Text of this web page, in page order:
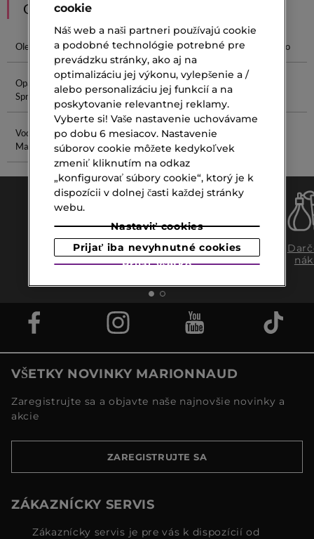
ODPORÚČANIA
Olej V Spreji Sprej Na Telo Wella Fusion Wella Invigo
Opalovací
Sprej
Wella Oil
Reflections
Voda Po
Calvin Klein
Minerálny
Vodoodolná
Maskara
Mini Paletka
Doprava
zadarmo
Expresný
osobný
VŠETKY NOVINKY MARIONNAUD
Zaregistrujte sa a objavte naše najnovšie novinky a
akcie
ZAREGISTRUJTE SA
ZÁKAZNÍCKY SERVIS
Zákaznícky servis je pre vás k dispozícií od
cookie
Náš web a naši partneri používajú cookie
a podobné technológie potrebné pre
prevádzku stránky, ako aj na
optimalizáciu jej výkonu, vylepšenie a /
alebo personalizáciu jej funkcií a na
poskytovanie relevantnej reklamy.
Vyberte si! Vaše nastavenie uchovávame
po dobu 6 mesiacov. Nastavenie
súborov cookie môžete kedykoľvek
zmeniť kliknutím na odkaz
„konfigurovať súbory cookie“, ktorý je k
dispozícii v dolnej časti každej stránky
webu.
Nastaviť cookies
Prijať iba nevyhnutné cookies
Prijať všetko